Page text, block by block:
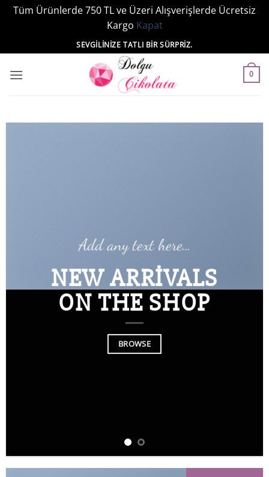
Tüm Ürünlerde 750 TL ve Üzeri Alışverişlerde Ücretsiz
Kargo Kapat
atla
SEVGILINIZE TATLI BIR SÜRPRIZ.
0
Add any text here…
NEW ARRIVALS
ON THE SHOP
BROWSE